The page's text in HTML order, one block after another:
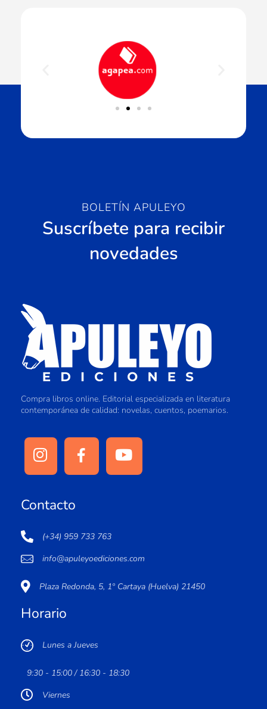
BOLETÍN APULEYO
Suscríbete para recibir
novedades
Compra libros online. Editorial especializada en literatura
contemporánea de calidad: novelas, cuentos, poemarios.
Contacto
(+34) 959 733 763
info@apuleyoediciones.com
Plaza Redonda, 5, 1º Cartaya (Huelva) 21450
Horario
Lunes a Jueves
9:30 - 15:00 / 16:30 - 18:30
Viernes